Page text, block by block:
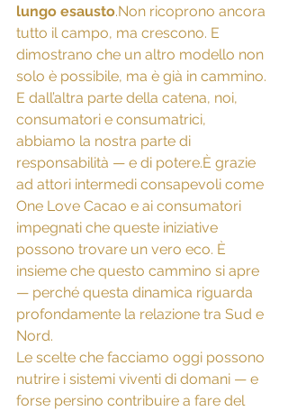
lungo esausto.Non ricoprono ancora
tutto il campo, ma crescono. E
dimostrano che un altro modello non
solo è possibile, ma è già in cammino.
E dall’altra parte della catena, noi,
consumatori e consumatrici,
abbiamo la nostra parte di
responsabilità — e di potere.È grazie
ad attori intermedi consapevoli come
One Love Cacao e ai consumatori
impegnati che queste iniziative
possono trovare un vero eco. È
insieme che questo cammino si apre
— perché questa dinamica riguarda
profondamente la relazione tra Sud e
Nord.
Le scelte che facciamo oggi possono
nutrire i sistemi viventi di domani — e
forse persino contribuire a fare del